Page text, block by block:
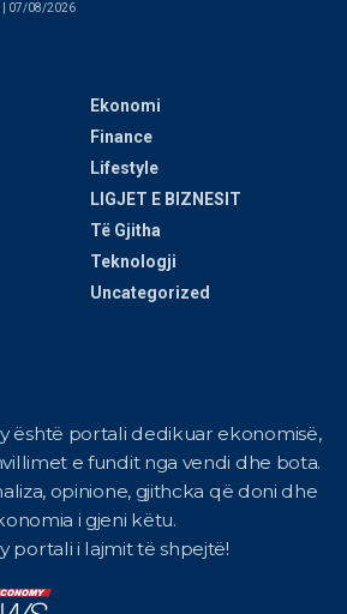
| 07/08/2026
Ekonomi
Finance
Lifestyle
LIGJET E BIZNESIT
Të Gjitha
Teknologji
Uncategorized
është portali dedikuar ekonomisë,
e fundit nga vendi dhe bota.
opinione, gjithcka që doni dhe
i gjeni këtu.
portali i lajmit të shpejtë!